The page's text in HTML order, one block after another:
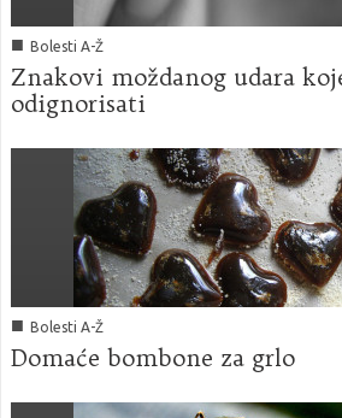
■ Bolesti A-Ž
Znakovi moždanog udara
odignorisati
■ Bolesti A-Ž
Domaće bombone za grlo